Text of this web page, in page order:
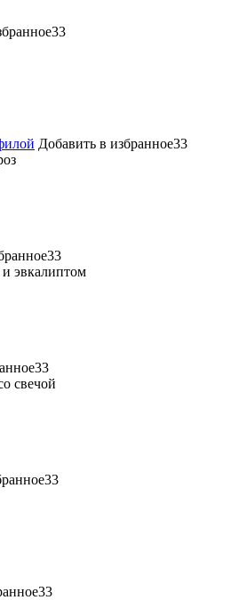
Добавить в избранное33
и эвкалиптом
свечой